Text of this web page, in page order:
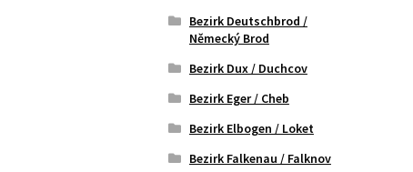
Bezirk Deutschbrod /
Německý Brod
Bezirk Dux / Duchcov
Bezirk Eger / Cheb
Bezirk Elbogen / Loket
Bezirk Falkenau / Falknov